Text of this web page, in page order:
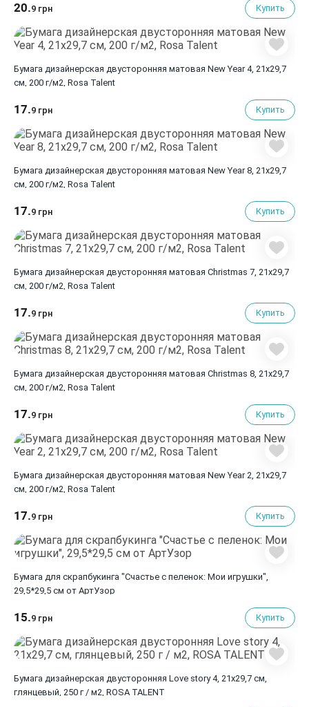
20.9 грн Купить
Бумага дизайнерская двусторонняя матовая New Year 4, 21х29,7
см, 200 г/м2, Rosa Talent
17.9 грн Купить
Бумага дизайнерская двусторонняя матовая New Year 8, 21х29,7
см, 200 г/м2, Rosa Talent
17.9 грн Купить
Бумага дизайнерская двусторонняя матовая Christmas 7, 21х29,7
см, 200 г/м2, Rosa Talent
17.9 грн Купить
Бумага дизайнерская двусторонняя матовая Christmas 8, 21х29,7
см, 200 г/м2, Rosa Talent
17.9 грн Купить
Бумага дизайнерская двусторонняя матовая New Year 2, 21х29,7
см, 200 г/м2, Rosa Talent
17.9 грн Купить
Бумага для скрапбукинга "Счастье с пеленок: Мои игрушки",
29,5*29,5 см от АртУзор
15.9 грн Купить
Бумага дизайнерская двусторонняя Love story 4, 21х29,7 см,
глянцевый, 250 г / м2, ROSA TALENT